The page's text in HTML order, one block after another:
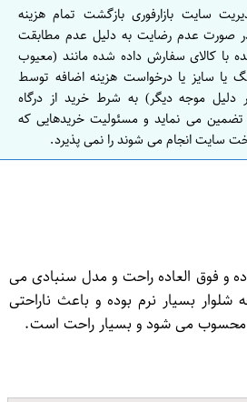
سایت بازارفوری بازگشت تمام هزینه
صورت عدم رضایت به دلیل عدم مطابقت
با کالای سفارش داده شده مانند (معیوب
یا سایز یا درخواست هزینه اضافه توسط
دلیل موجه دیگر) به شرط خرید از درگاه
می نماید و مسئولیت خریدهایی که
سایت انجام می شوند را نمی پذیرد.
و فوق العاده راحت و مدل سنبادی می
بسیار نرم بوده و باعث ناراحتی
محسوب می شود و بسیار راحت است.